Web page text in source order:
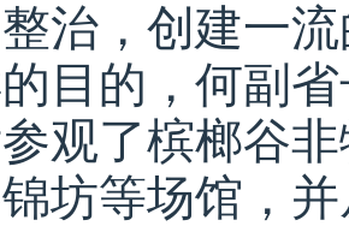
治，创建一
目的，何副
观了槟榔谷
坊等场馆，